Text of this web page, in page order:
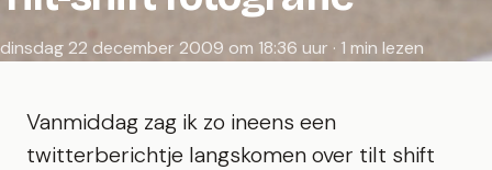
dinsdag 22 december 2009 om 18:36 uur · 1 min lezen
Vanmiddag zag ik zo ineens een
twitterberichtje langskomen over tilt shift